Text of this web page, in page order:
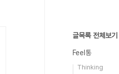
글목록 전체보기
Feel통
Thinking